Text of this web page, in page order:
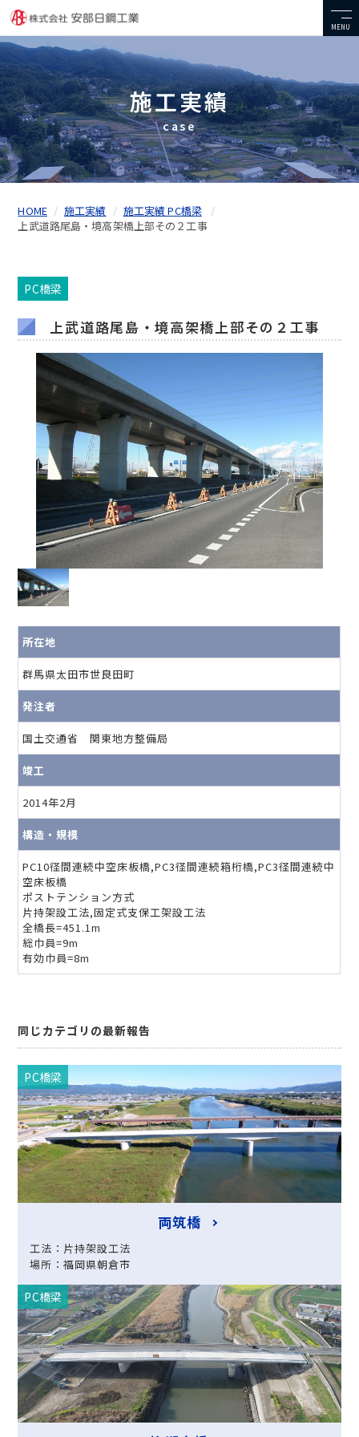
MENU
施工実績
case
HOME 施工実績
施工実績 PC橋梁
上武道路尾島・境高架橋上部その２工事
PC橋梁
上武道路尾島・境高架橋上部その２工事
所在地
群馬県太田市世良田町
発注者
国土交通省 関東地方整備局
竣工
2014年2月
構造・規模
PC10径間連続中空床板橋,PC3径間連続箱桁橋,PC3径間連続中
空床板橋
ポストテンション方式
片持架設工法,固定式支保工架設工法
全橋長=451.1m
総巾員=9m
有効巾員=8m
同じカテゴリの最新報告
PC橋梁
両筑橋
工法：片持架設工法
場所：福岡県朝倉市
PC橋梁